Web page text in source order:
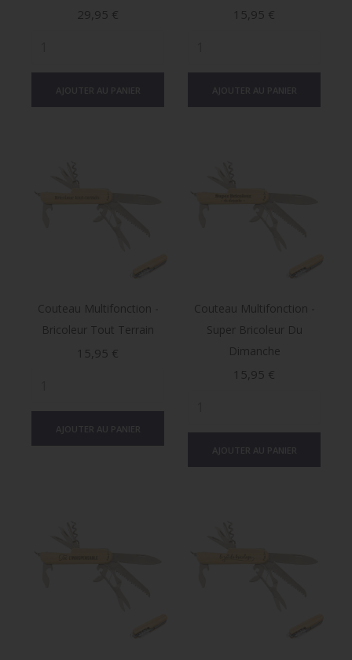
Prix
29,95 € Prix
15,95 €
Couteau Multifonction -
Bricoleur Tout Terrain
Prix
15,95 €
Couteau Multifonction -
Super Bricoleur Du
Dimanche
Prix
15,95 €